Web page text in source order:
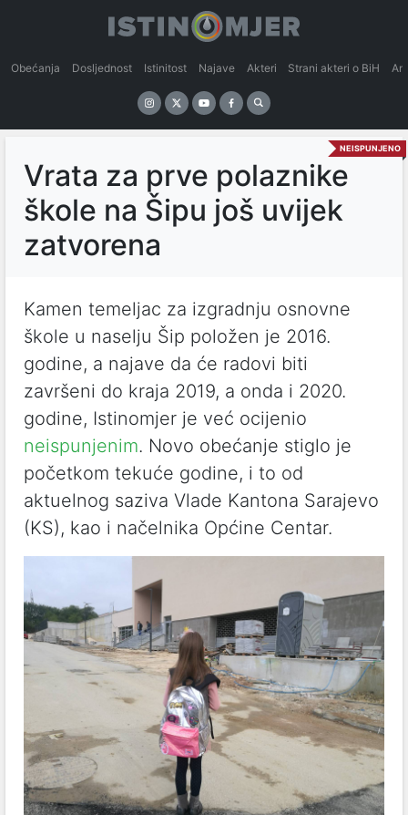
Obećanja Dosljednost Istinitost Najave Akteri Strani akteri o BiH
NEISPUNJENO
Vrata za prve polaznike
škole na Šipu još uvijek
zatvorena
Kamen temeljac za izgradnju osnovne
škole u naselju Šip položen je 2016.
godine, a najave da će radovi biti
završeni do kraja 2019, a onda i 2020.
godine, Istinomjer je već ocijenio
neispunjenim. Novo obećanje stiglo je
početkom tekuće godine, i to od
aktuelnog saziva Vlade Kantona Sarajevo
(KS), kao i načelnika Općine Centar.